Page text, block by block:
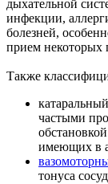
дыхательной
инфекции,
болезней,
прием некоторых
Также
частыми
имеющих в
тонуса